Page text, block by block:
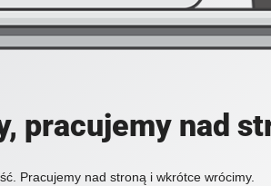
pracujemy nad
Pracujemy nad stroną i wkrótce wrócimy.